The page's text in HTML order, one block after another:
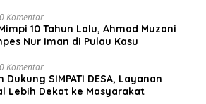
0 Komentar
10 Tahun Lalu, Ahmad Muzani
Nur Iman di Pulau Kasu
0 Komentar
Dukung SIMPATI DESA, Layanan
Lebih Dekat ke Masyarakat